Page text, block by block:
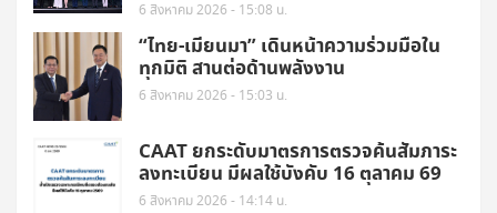
6 สิงหาคม 2026 - 15:08 น.
“ไทย-เมียนมา” เดินหน้าความร่วมมือใน
ทุกมิติ สานต่อด้านพลังงาน
6 สิงหาคม 2026 - 15:03 น.
CAAT ยกระดับมาตรการตรวจค้นสัมภาระ
ลงทะเบียน มีผลใช้บังคับ 16 ตุลาคม 69
6 สิงหาคม 2026 - 14:14 น.